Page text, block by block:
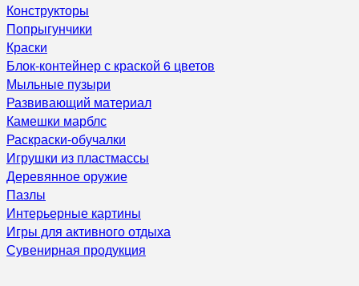
Конструкторы
Попрыгунчики
Краски
Блок-контейнер с краской 6 цветов
Мыльные пузыри
Развивающий материал
Камешки марблс
Раскраски-обучалки
Игрушки из пластмассы
Деревянное оружие
Пазлы
Интерьерные картины
Игры для активного отдыха
Сувенирная продукция